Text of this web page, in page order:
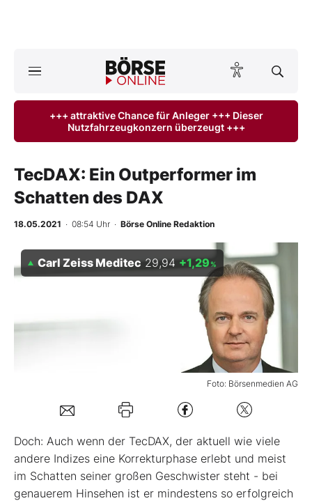
Anlageprodukte
Finanz-Check
Abo & Shop
Experten
Kontakt
+++ attraktive Chance für Anleger +++ Dieser
Nutzfahrzeugkonzern überzeugt +++
TecDAX: Ein Outperformer im
Schatten des DAX
18.05.2021 · 08:54 Uhr · Börse Online Redaktion
Foto: Börsenmedien AG
Carl Zeiss Meditec 29,94 +1,29 %
Doch: Auch wenn der TecDAX, der aktuell wie viele
andere Indizes eine Korrekturphase erlebt und meist
im Schatten seiner großen Geschwister steht - bei
genauerem Hinsehen ist er mindestens so erfolgreich